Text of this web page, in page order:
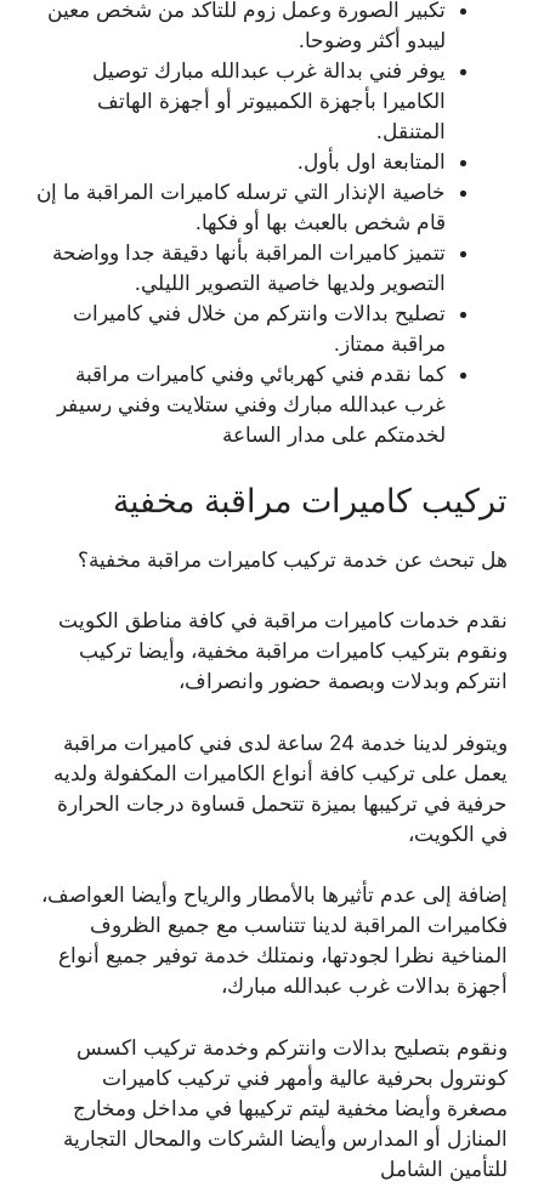
تكبير الصورة وعمل زوم للتأكد من شخص معين
ليبدو أكثر وضوحا.
يوفر فني بدالة غرب عبدالله مبارك توصيل
الكاميرا بأجهزة الكمبيوتر أو أجهزة الهاتف
المتنقل.
المتابعة اول بأول.
خاصية الإنذار التي ترسله كاميرات المراقبة ما إن
قام شخص بالعبث بها أو فكها.
تتميز كاميرات المراقبة بأنها دقيقة جدا وواضحة
التصوير ولديها خاصية التصوير الليلي.
تصليح بدالات وانتركم من خلال فني كاميرات
مراقبة ممتاز.
كما نقدم فني كهربائي وفني كاميرات مراقبة
غرب عبدالله مبارك وفني ستلايت وفني رسيفر
لخدمتكم على مدار الساعة
تركيب كاميرات مراقبة مخفية
هل تبحث عن خدمة تركيب كاميرات مراقبة مخفية؟
نقدم خدمات كاميرات مراقبة في كافة مناطق الكويت
ونقوم بتركيب كاميرات مراقبة مخفية، وأيضا تركيب
انتركم وبدلات وبصمة حضور وانصراف،
ويتوفر لدينا خدمة 24 ساعة لدى فني كاميرات مراقبة
يعمل على تركيب كافة أنواع الكاميرات المكفولة ولديه
حرفية في تركيبها بميزة تتحمل قساوة درجات الحرارة
في الكويت،
إضافة إلى عدم تأثيرها بالأمطار والرياح وأيضا العواصف،
فكاميرات المراقبة لدينا تتناسب مع جميع الظروف
المناخية نظرا لجودتها، ونمتلك خدمة توفير جميع أنواع
أجهزة بدالات غرب عبدالله مبارك،
ونقوم بتصليح بدالات وانتركم وخدمة تركيب اكسس
كونترول بحرفية عالية وأمهر فني تركيب كاميرات
مصغرة وأيضا مخفية ليتم تركيبها في مداخل ومخارج
المنازل أو المدارس وأيضا الشركات والمحال التجارية
للتأمين الشامل